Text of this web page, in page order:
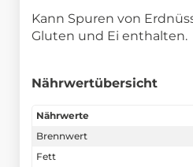
Kann Spuren von
Gluten und Ei enthalten.
Nährwertübersicht
Nährwerte
Brennwert
Fett